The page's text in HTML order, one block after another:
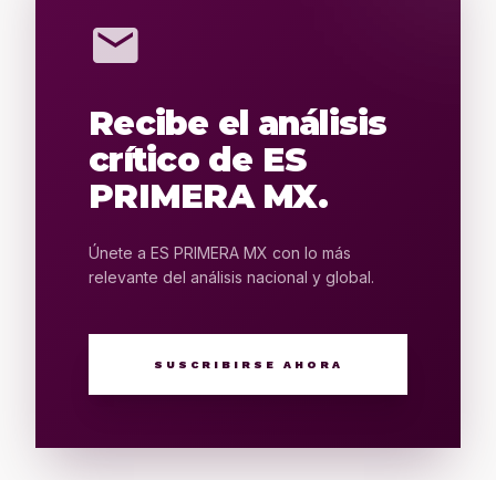
mail
Recibe el análisis
crítico de ES
PRIMERA MX.
Únete a ES PRIMERA MX con lo más
relevante del análisis nacional y global.
SUSCRIBIRSE AHORA